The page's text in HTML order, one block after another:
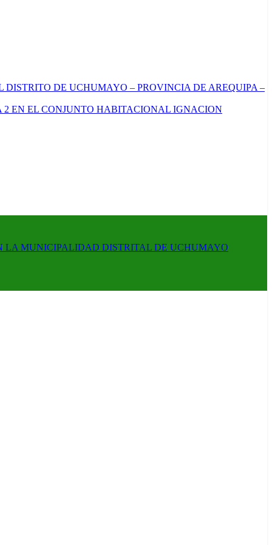
DISTRITO DE UCHUMAYO – PROVINCIA DE AREQUIPA –
EN EL CONJUNTO HABITACIONAL IGNACION
LA MUNICIPALIDAD DISTRITAL DE UCHUMAYO